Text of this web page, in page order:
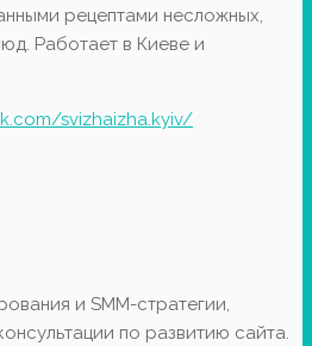
рецептами несложных,
Работает в Киеве и
svizhaizha.kyiv/
и SMM-стратегии,
по развитию сайта.